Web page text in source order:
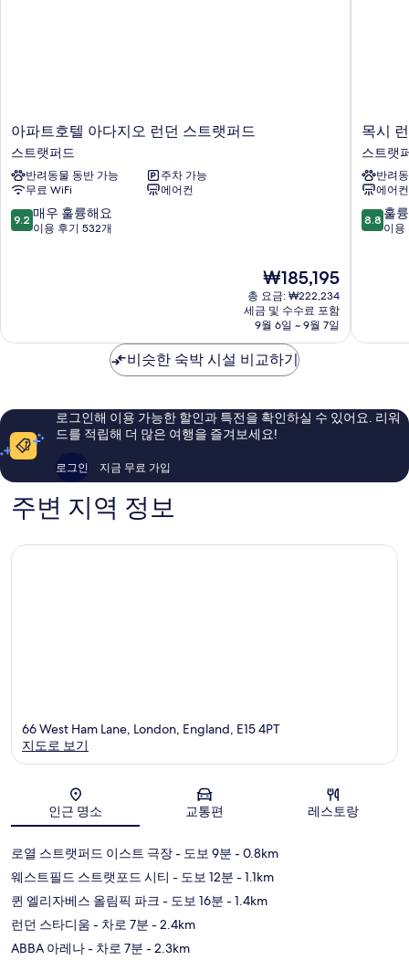
아
파
트
호
텔
아
다
랫
트
퍼
드
아파트호텔 아다지오 런던 스트랫퍼드
스트랫퍼드
반려동물 동반 가능
주차 가능
무료 WiFi
에어컨
10
점
우
요,
용
후
개
9.2 매우 훌륭해요
이용 후기 532개
현
재
요
금
₩185,195
₩185,195
총 요금: ₩222,234
세금 및 수수료 포함
9월 6일 ~ 9월 7일
목
시
런
던
스
트
랫
드
목시
스트랫
반려
에어컨
10
점
륭
용
후
8.8 훌
이용
비슷한 숙박 시설 비교하기
로그인해 이용 가능한 할인과 특전을 확인하실 수 있어요. 리워
드를 적립해 더 많은 여행을 즐겨보세요!
로그인 지금 무료 가입
주변 지역 정보
지도
66 West Ham Lane, London, England, E15 4PT
지도로 보기
인근 명소 교통편 레스토랑
로열 스트랫퍼드 이스트 극장- 도보 9분 - 0.8km
웨스트필드 스트랫포드 시티 - 도보 12분 - 1.1km
퀸 엘리자베스 올림픽 파크 - 도보 16분 - 1.4km
런던 스타디움 - 차로 7분 - 2.4km
ABBA 아레나- 차로 7분 - 2.3km